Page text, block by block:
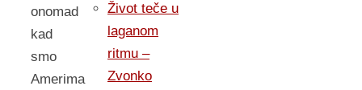
onomad
kad
smo
Amerima
Život teče u
laganom
ritmu –
Zvonko